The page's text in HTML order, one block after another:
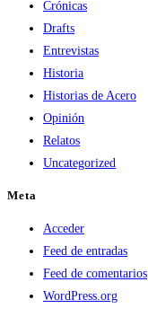
Crónicas
Drafts
Entrevistas
Historia
Historias de Acero
Opinión
Relatos
Uncategorized
Meta
Acceder
Feed de entradas
Feed de comentarios
WordPress.org